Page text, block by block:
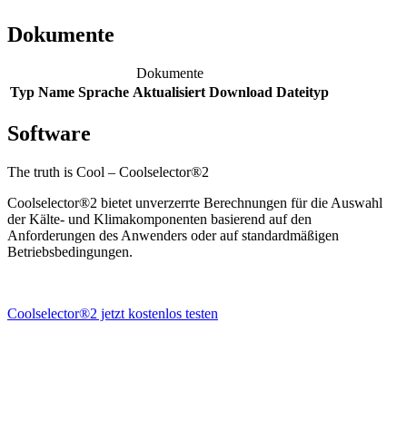
Dokumente
Dokumente
Typ Name Sprache Aktualisiert Download Dateityp
Software
The truth is Cool – Coolselector®2
Coolselector®2 bietet unverzerrte Berechnungen für die Auswahl
der Kälte- und Klimakomponenten basierend auf den
Anforderungen des Anwenders oder auf standardmäßigen
Betriebsbedingungen.
Coolselector®2 jetzt kostenlos testen